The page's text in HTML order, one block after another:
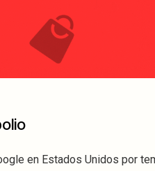
en Estados Unidos por